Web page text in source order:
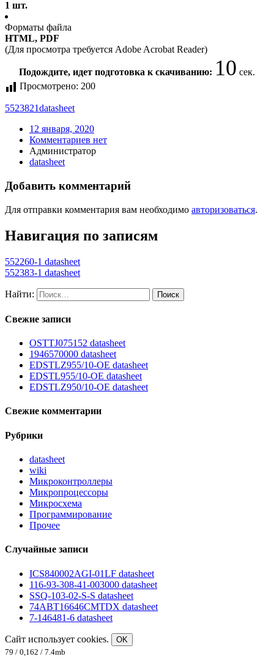
1 шт.
Форматы файла
HTML, PDF
(Для просмотра требуется Adobe Acrobat Reader)
Подождите, идет подготовка к скачиванию: 10 сек.
Просмотрено: 200
5523821datasheet
12 января, 2020
Комментариев нет
Администратор
datasheet
Добавить комментарий
Для отправки комментария вам необходимо авторизоваться.
Навигация по записям
552260-1 datasheet
552383-1 datasheet
Найти:
Свежие записи
OSTTJ075152 datasheet
1946570000 datasheet
EDSTLZ955/10-OE datasheet
EDSTL955/10-OE datasheet
EDSTLZ950/10-OE datasheet
Свежие комментарии
Рубрики
datasheet
wiki
Микроконтроллеры
Микропроцессоры
Микросхема
Программирование
Прочее
Случайные записи
ICS840002AGI-01LF datasheet
116-93-308-41-003000 datasheet
SSQ-103-02-S-S datasheet
74ABT16646CMTDX datasheet
7-146481-6 datasheet
Сайт использует cookies.
OK
79 / 0,162 / 7.4mb